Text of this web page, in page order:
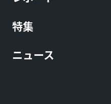
特集
ニュース